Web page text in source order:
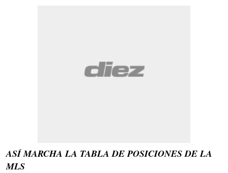
ASÍ MARCHA LA TABLA DE POSICIONES DE LA
MLS